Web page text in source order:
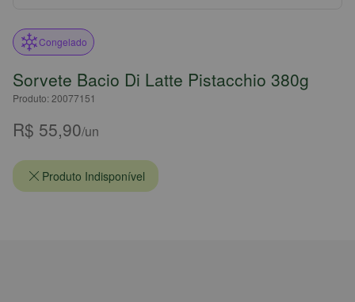
Congelado
Sorvete Bacio Di Latte Pistacchio 380g
Produto: 20077151
R$ 55,90/un
Produto Indisponível